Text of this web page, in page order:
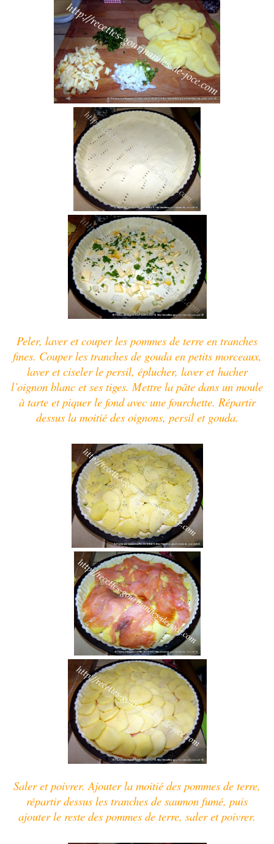
Peler, laver et couper les pommes de terre en tranches
fines. Couper les tranches de gouda en petits morceaux,
laver et ciseler le persil, éplucher, laver et hacher
l’oignon blanc et ses tiges. Mettre la pâte dans un moule
à tarte et piquer le fond avec une fourchette. Répartir
dessus la moitié des oignons, persil et gouda.
Saler et poivrer. Ajouter la moitié des pommes de terre,
répartir dessus les tranches de saumon fumé, puis
ajouter le reste des pommes de terre, saler et poivrer.